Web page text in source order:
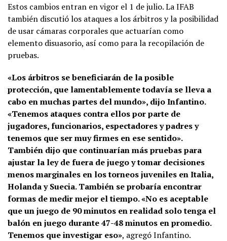
Estos cambios entran en vigor el 1 de julio. La IFAB
también discutió los ataques a los árbitros y la posibilidad
de usar cámaras corporales que actuarían como
elemento disuasorio, así como para la recopilación de
pruebas.
«Los árbitros se beneficiarán de la posible
protección, que lamentablemente todavía se lleva a
cabo en muchas partes del mundo», dijo Infantino.
«Tenemos ataques contra ellos por parte de
jugadores, funcionarios, espectadores y padres y
tenemos que ser muy firmes en ese sentido».
También dijo que continuarían más pruebas para
ajustar la ley de fuera de juego y tomar decisiones
menos marginales en los torneos juveniles en Italia,
Holanda y Suecia. También se probaría encontrar
formas de medir mejor el tiempo. «No es aceptable
que un juego de 90 minutos en realidad solo tenga el
balón en juego durante 47-48 minutos en promedio.
Tenemos que investigar eso», agregó Infantino.